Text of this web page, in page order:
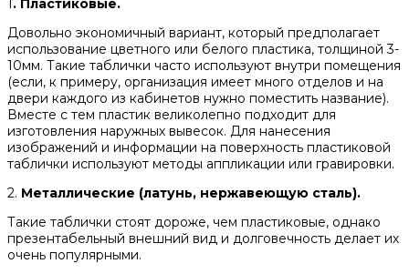
1. Пластиковые.
Довольно экономичный вариант, который предполагает
использование цветного или белого пластика, толщиной 3-
10мм. Такие таблички часто используют внутри помещения
(если, к примеру, организация имеет много отделов и на
двери каждого из кабинетов нужно поместить название).
Вместе с тем пластик великолепно подходит для
изготовления наружных вывесок. Для нанесения
изображений и информации на поверхность пластиковой
таблички используют методы аппликации или гравировки.
2. Металлические (латунь, нержавеющую сталь).
Такие таблички стоят дороже, чем пластиковые, однако
презентабельный внешний вид и долговечность делает их
очень популярными.